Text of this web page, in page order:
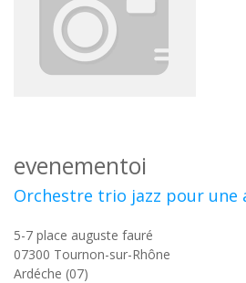
evenementoi
Orchestre trio jazz pour une
5-7 place auguste fauré
07300 Tournon-sur-Rhône
Ardéche (07)